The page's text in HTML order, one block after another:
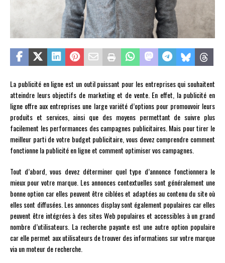
La publicité en ligne est un outil puissant pour les entreprises qui souhaitent
atteindre leurs objectifs de marketing et de vente. En effet, la publicité en
ligne offre aux entreprises une large variété d’options pour promouvoir leurs
produits et services, ainsi que des moyens permettant de suivre plus
facilement les performances des campagnes publicitaires. Mais pour tirer le
meilleur parti de votre budget publicitaire, vous devez comprendre comment
fonctionne la publicité en ligne et comment optimiser vos campagnes.
Tout d’abord, vous devez déterminer quel type d’annonce fonctionnera le
mieux pour votre marque. Les annonces contextuelles sont généralement une
bonne option car elles peuvent être ciblées et adaptées au contenu du site où
elles sont diffusées. Les annonces display sont également populaires car elles
peuvent être intégrées à des sites Web populaires et accessibles à un grand
nombre d’utilisateurs. La recherche payante est une autre option populaire
car elle permet aux utilisateurs de trouver des informations sur votre marque
via un moteur de recherche.